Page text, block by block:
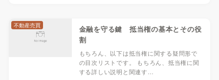
金融を守る鍵 抵当権の基本とその役
割
もちろん、以下は抵当権に関する疑問形で
の目次リストです。 もちろん、抵当権に関
する詳しい説明と関連す…
不動産売買